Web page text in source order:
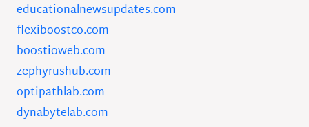
educationalnewsupdates.com
flexiboostco.com
boostioweb.com
zephyrushub.com
optipathlab.com
dynabytelab.com